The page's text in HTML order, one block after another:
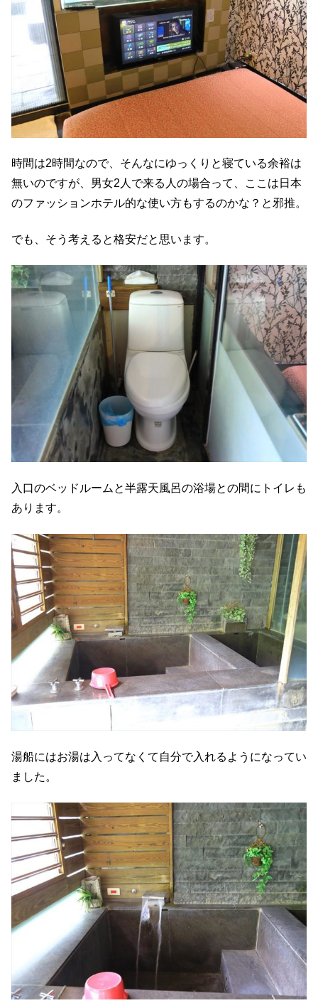
時間は2時間なので、そんなにゆっくりと寝ている余裕は
無いのですが、男女2人で来る人の場合って、ここは日本
のファッションホテル的な使い方もするのかな？と邪推。
でも、そう考えると格安だと思います。
入口のベッドルームと半露天風呂の浴場との間にトイレも
あります。
湯船にはお湯は入ってなくて自分で入れるようになってい
ました。